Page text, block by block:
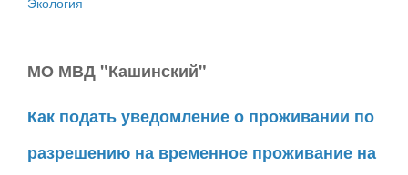
МО МВД "Кашинский"
Как подать уведомление о проживании по
разрешению на временное проживание на